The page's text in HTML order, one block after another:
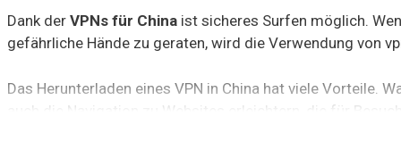
Dank der VPNs für China ist sicheres Surfen möglich.
gefährliche Hände zu geraten, wird die Verwendung von
Das Herunterladen eines VPN in China hat viele Vorteile.
auch die Navigation zu Websites erleichtern, die für
Informieren Sie sich über weitere Vorteile und die